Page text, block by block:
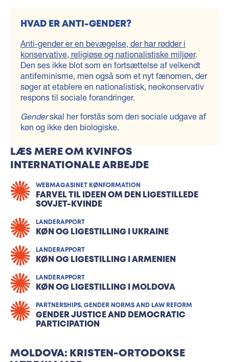
HVAD ER ANTI-GENDER?
Anti-gender er en bevægelse, der har rødder i
konservative, religiøse og nationalistiske miljøer.
Den ses ikke blot som en fortsættelse af velkendt
antifeminisme, men også som et nyt fænomen, der
søger at etablere en nationalistisk, neokonservativ
respons til sociale forandringer.
Genderskal her forstås som den sociale udgave af
køn og ikke den biologiske.
LÆS MERE OM KVINFOS
INTERNATIONALE ARBEJDE
WEBMAGASINET KØNFORMATION
FARVEL TIL IDEEN OM DEN LIGESTILLEDE
SOVJET-KVINDE
LANDERAPPORT
KØN OG LIGESTILLING I UKRAINE
LANDERAPPORT
KØN OG LIGESTILLING I ARMENIEN
LANDERAPPORT
KØN OG LIGESTILLING I MOLDOVA
PARTNERSHIPS, GENDER NORMS AND LAW REFORM
GENDER JUSTICE AND DEMOCRATIC
PARTICIPATION
MOLDOVA: KRISTEN-ORTODOKSE